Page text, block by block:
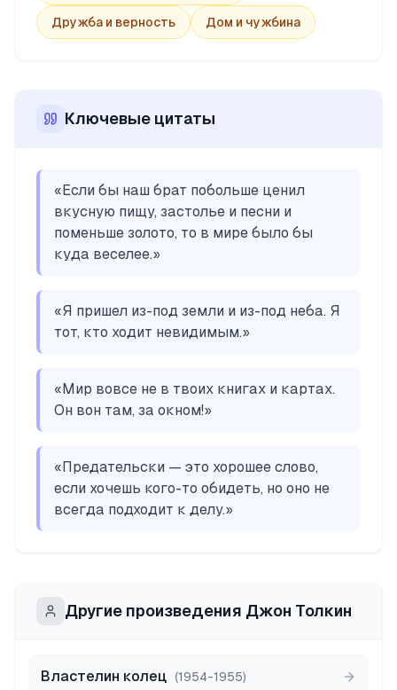
Дружба и верность Дом и чужбина
Ключевые цитаты
«Если бы наш брат побольше ценил
вкусную пищу, застолье и песни и
поменьше золото, то в мире было бы
куда веселее.»
«Я пришел из-под земли и из-под неба. Я
тот, кто ходит невидимым.»
«Мир вовсе не в твоих книгах и картах.
Он вон там, за окном!»
«Предательски — это хорошее слово,
если хочешь кого-то обидеть, но оно не
всегда подходит к делу.»
Другие произведения Джон Толкин
Властелин колец (1954-1955)